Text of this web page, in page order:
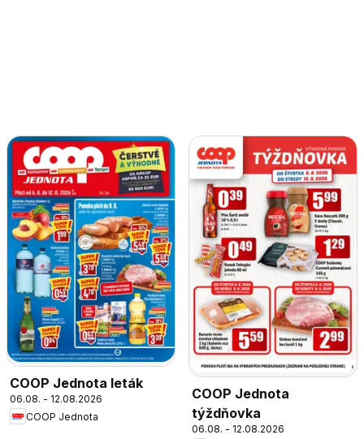
COOP Jednota leták
06.08. - 12.08.2026
COOP Jednota
COOP Jednota
týždňovka
06.08. - 12.08.2026